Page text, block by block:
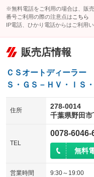
※無料電話をご利用の場合は、販
番号ご利用の際の注意点は こちら
IP電話、ひかり電話からはご利用い
販売店情報
ＣＳオートディーラ
Ｓ・ＧＳ－ＨＶ・ＩＳ
住所
278-0014
千葉県野田
TEL
0078-6046-
無料
営業時間 9:30～19:00